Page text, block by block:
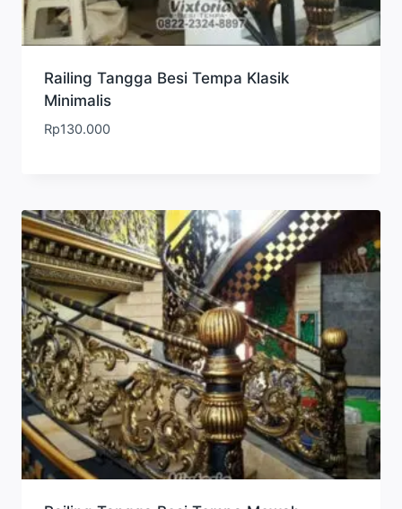
Railing Tangga Besi Tempa Klasik
Minimalis
Rp130.000